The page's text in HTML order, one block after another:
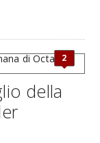
2
della